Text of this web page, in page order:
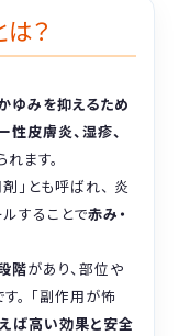
？
ゆみを抑えるため
性皮膚炎、湿疹、
ます。
」とも呼ばれ、 炎
することで赤み・
階があり、部位や
。 「副作用が怖
ば高い効果と安全